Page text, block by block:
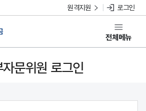
원격지원 로그인
전체메뉴
자문위원 로그인